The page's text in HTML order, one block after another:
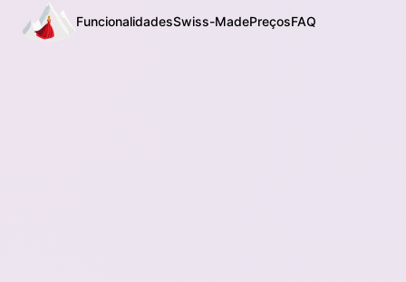
FuncionalidadesSwiss-MadePreçosFAQ